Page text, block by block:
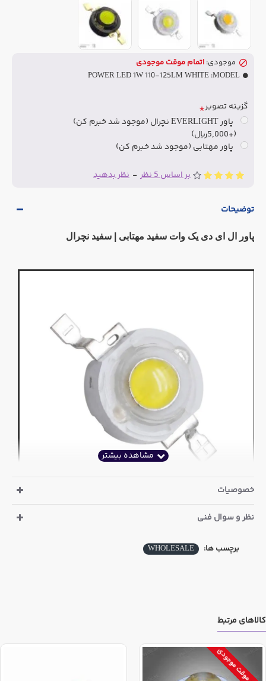
بر اساس 5 نظر - نظر بدهید
موجودی: اتمام موقت موجودی
MODEL:
POWER LED 1W 110-125LM WHITE
گزینه تصویر
پاور EVERLIGHT نچرال (موجود شد خبرم کن)
(+5,000ریال)
پاور مهتابی (موجود شد خبرم کن)
توضیحات
پاور ال ای دی یک وات سفید مهتابی | سفید نچرال
پاور ال ای دی سفید مهتابی مدل SZBXYGD
6000 الی 6500 کلوین
110 الی 120 لومن
خصوصیات
نظر و سوال فنی
برچسب ها: WHOLESALE
کالاهای مرتبط
اتمام موقت موجودی